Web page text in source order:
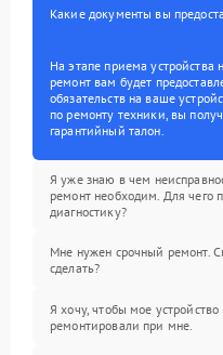
Какие документы вы
На этапе приема
ремонт вам будет
обязательств на ваше
по ремонту техники, вы
гарантийный талон.
Я уже знаю в чем
ремонт необходим. Для чего
диагностику?
Мне нужен срочный ремонт.
сделать?
Я хочу, чтобы мое устройство
ремонтировали при мне.